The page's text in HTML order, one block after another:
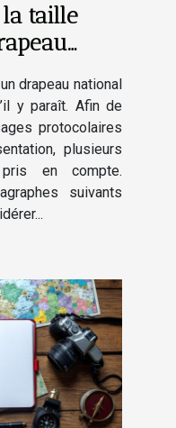
la taille
drapeau national
y paraît. Afin de
protocolaires
plusieurs
en compte.
suivants